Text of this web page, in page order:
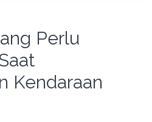
Perlu
Kendaraan